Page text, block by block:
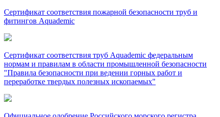
Сертификат соответствия пожарной безопасности труб и
фитингов Aquademic
Сертификат соответствия труб Aquademic федеральным
нормам и правилам в области промышленной безопасности
"Правила безопасности при ведении горных работ и
переработке твердых полезных ископаемых"